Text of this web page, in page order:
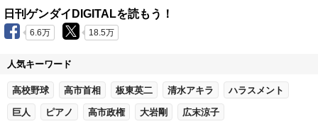
日刊ゲンダイDIGITALを読もう！
6.6万 18.5万
人気キーワード
高校野球 高市首相 板東英二 清水アキラ ハラスメント
巨人 ピアノ 高市政権 大岩剛 広末涼子